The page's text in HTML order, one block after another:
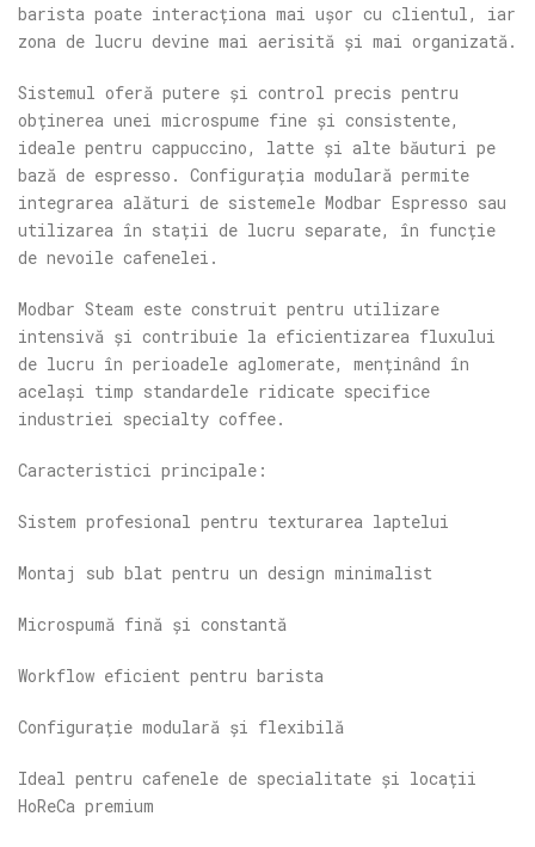
barista poate interacționa mai ușor cu clientul, iar
zona de lucru devine mai aerisită și mai organizată.
Sistemul oferă putere și control precis pentru
obținerea unei microspume fine și consistente,
ideale pentru cappuccino, latte și alte băuturi pe
bază de espresso. Configurația modulară permite
integrarea alături de sistemele Modbar Espresso sau
utilizarea în stații de lucru separate, în funcție
de nevoile cafenelei.
Modbar Steam este construit pentru utilizare
intensivă și contribuie la eficientizarea fluxului
de lucru în perioadele aglomerate, menținând în
același timp standardele ridicate specifice
industriei specialty coffee.
Caracteristici principale:
Sistem profesional pentru texturarea laptelui
Montaj sub blat pentru un design minimalist
Microspumă fină și constantă
Workflow eficient pentru barista
Configurație modulară și flexibilă
Ideal pentru cafenele de specialitate și locații
HoReCa premium